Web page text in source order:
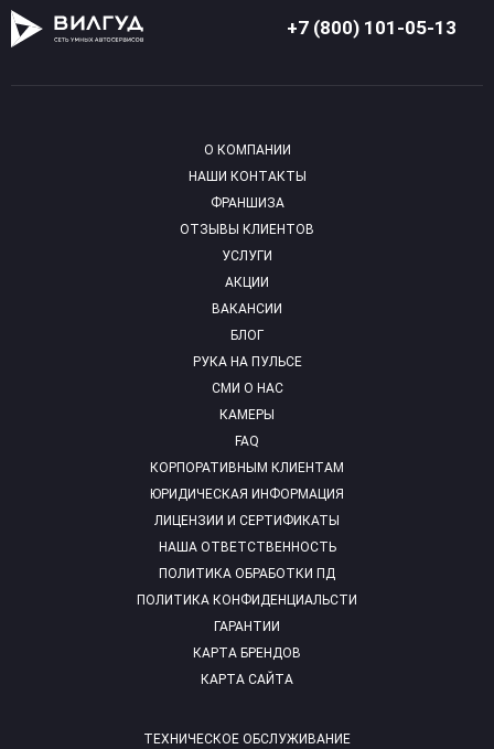
+7 (800) 101-05-13
О КОМПАНИИ
НАШИ КОНТАКТЫ
ФРАНШИЗА
ОТЗЫВЫ КЛИЕНТОВ
УСЛУГИ
АКЦИИ
ВАКАНСИИ
БЛОГ
РУКА НА ПУЛЬСЕ
СМИ О НАС
КАМЕРЫ
FAQ
ТЕХНИЧЕСКОЕ ОБСЛУЖИВАНИЕ
КОРПОРАТИВНЫМ КЛИЕНТАМ
ЮРИДИЧЕСКАЯ ИНФОРМАЦИЯ
ЛИЦЕНЗИИ И СЕРТИФИКАТЫ
НАША ОТВЕТСТВЕННОСТЬ
ПОЛИТИКА ОБРАБОТКИ ПД
ПОЛИТИКА КОНФИДЕНЦИАЛЬСТИ
ГАРАНТИИ
КАРТА БРЕНДОВ
КАРТА САЙТА